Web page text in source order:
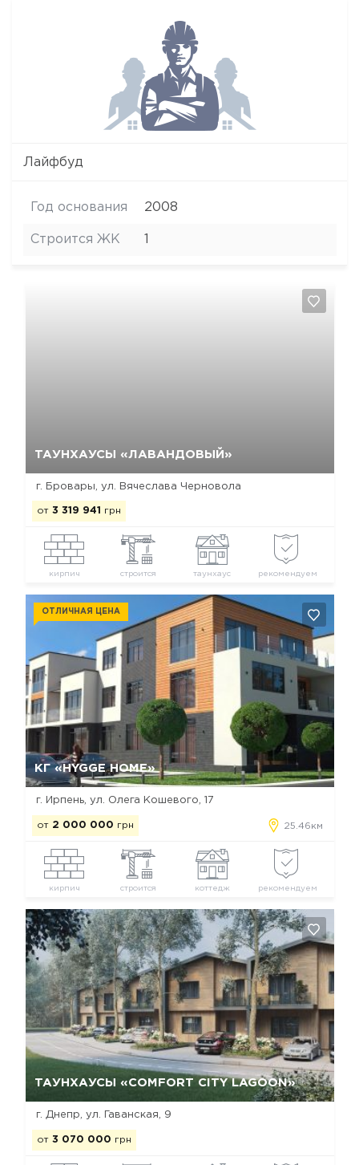
Лайфбуд
Год основания 2008
Строится ЖК
ТАУНХАУСЫ «ЛАВАНДОВЫЙ»
г. Бровары, ул. Вячеслава Черновола
от 3 319 941 грн
кирпич строится таунхаус рекомендуем
КГ «HYGGE HOME»
ОТЛИЧНАЯ ЦЕНА
г. Ирпень, ул. Олега Кошевого, 17
от 2 000 000 грн 25.46км
кирпич строится коттедж рекомендуем
Да, удалить Отмена
ТАУНХАУСЫ «COMFORT CITY LAGOON»
г. Днепр, ул. Гаванская, 9
от 3 070 000 грн
Да, удалить